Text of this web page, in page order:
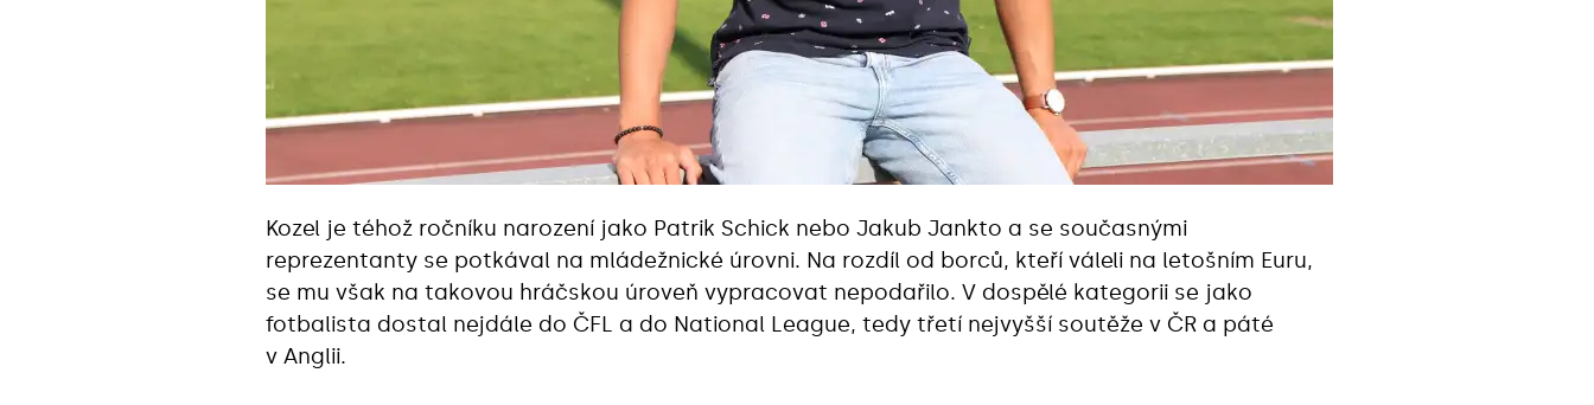
Kozel je téhož ročníku narození jako Patrik Schick nebo Jakub Jankto a se současnými
reprezentanty se potkával na mládežnické úrovni. Na rozdíl od borců, kteří váleli na letošním Euru,
se mu však na takovou hráčskou úroveň vypracovat nepodařilo. V dospělé kategorii se jako
fotbalista dostal nejdále do ČFL a do National League, tedy třetí nejvyšší soutěže v ČR a páté
v Anglii.